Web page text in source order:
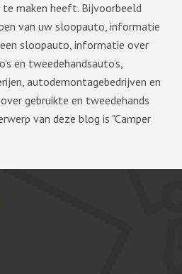
maken heeft. Bijvoorbeeld
van uw sloopauto, informatie
sloopauto, informatie over
en tweedehandsauto’s,
autodemontagebedrijven en
gebruikte en tweedehands
van deze blog is "Camper